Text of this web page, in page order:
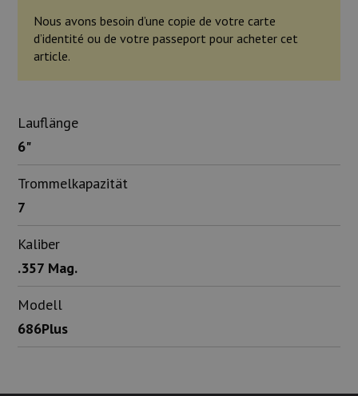
Nous avons besoin d’une copie de votre carte
d’identité ou de votre passeport pour acheter cet
article.
Lauflänge
6"
Trommelkapazität
7
Kaliber
.357 Mag.
Modell
686Plus